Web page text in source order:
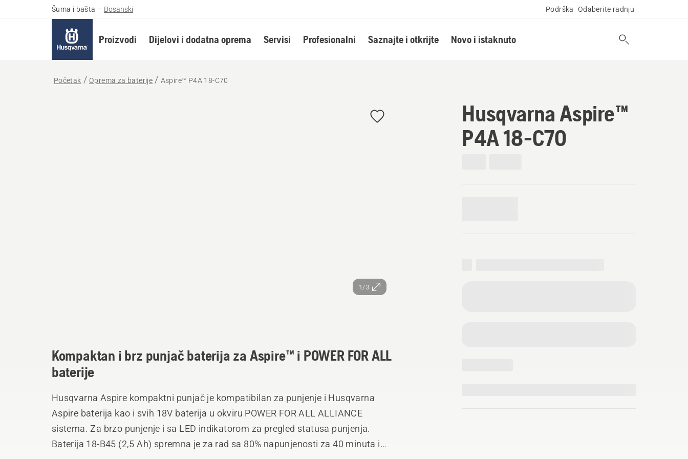
Šuma i bašta – Bosanski Podrška Odaberite radnju
Proizvodi Dijelovi i dodatna oprema Servisi Profesionalni Saznajte i otkrijte Novo i istaknuto
Početak Oprema za baterije Aspire™ P4A 18-C70
1/3
Husqvarna Aspire™
P4A 18-C70
Kompaktan i brz punjač baterija za Aspire™ i POWER FOR ALL
baterije
Husqvarna Aspire kompaktni punjač je kompatibilan za punjenje i Husqvarna
Aspire baterija kao i svih 18V baterija u okviru POWER FOR ALL ALLIANCE
sistema. Za brzo punjenje i sa LED indikatorom za pregled statusa punjenja.
Baterija 18-B45 (2,5 Ah) spremna je za rad sa 80% napunjenosti za 40 minuta i